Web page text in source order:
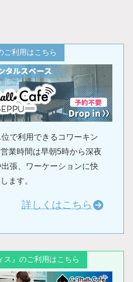
ご利用はこちら
で利用できるコワーキン
業時間は早朝5時から深夜
張、ワーケーションに快
ます。
詳しくはこちら
ス』のご利用はこちら